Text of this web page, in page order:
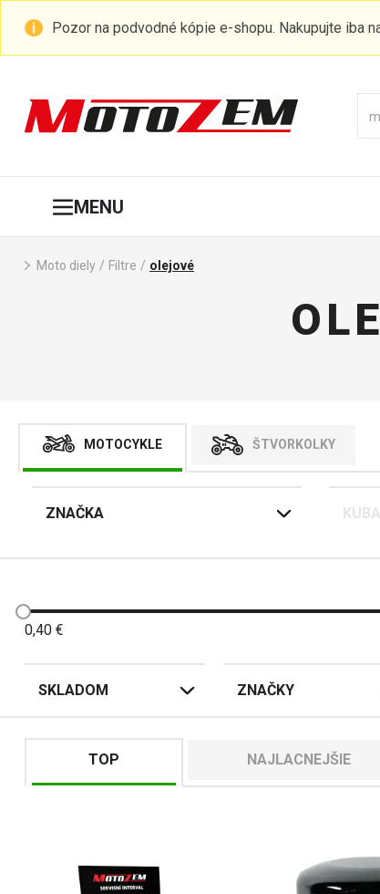
Pozor na podvodné kópie e-shopu. Nakupujte iba
MENU
Moto diely / Filtre / olejové
MOTOCYKLE ŠTVORKOLKY
ZNAČKA
0,40 €
SKLADOM ZNAČKY
TOP NAJLACNEJŠIE